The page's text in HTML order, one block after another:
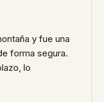
y fue una
forma segura.
lo